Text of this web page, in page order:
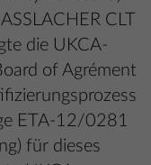
CLT
die UKCA-
of Agrément
ETA-12/0281
für dieses